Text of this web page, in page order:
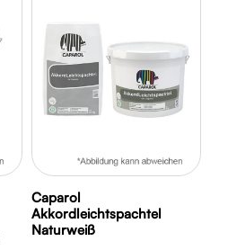
Caparol
Akkordleichtspachtel
Naturweiß